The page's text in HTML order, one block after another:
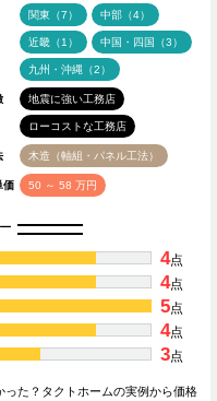
関東（7） 中部（4）
近畿（1） 中国・四国（3）
九州・沖縄（2）
地震に強い工務店
ローコストな工務店
木造（軸組・パネル工法）
価 50 ～ 58 万円
4点
4点
5点
4点
3点
た？タクトホームの実例から価格